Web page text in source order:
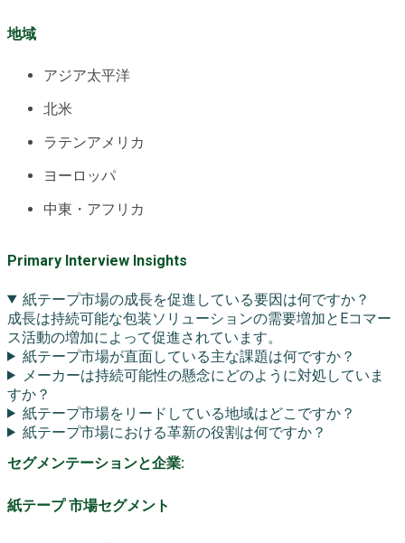
地域
アジア太平洋
北米
ラテンアメリカ
ヨーロッパ
中東・アフリカ
Primary Interview Insights
紙テープ市場の成長を促進している要因は何ですか？
成長は持続可能な包装ソリューションの需要増加とEコマー
ス活動の増加によって促進されています。
紙テープ市場が直面している主な課題は何ですか？
メーカーは持続可能性の懸念にどのように対処していま
すか？
紙テープ市場をリードしている地域はどこですか？
紙テープ市場における革新の役割は何ですか？
セグメンテーションと企業:
紙テープ 市場セグメント